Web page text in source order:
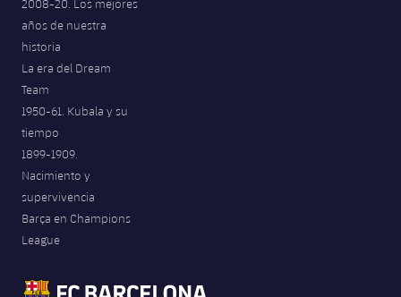
2008-20. Los mejores
años de nuestra
historia
La era del Dream
Team
1950-61. Kubala y su
tiempo
1899-1909.
Nacimiento y
supervivencia
Barça en Champions
League